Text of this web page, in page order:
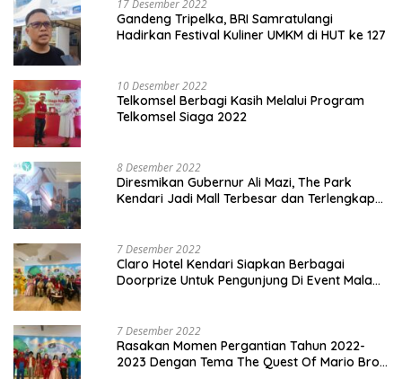
17 Desember 2022
Gandeng Tripelka, BRI Samratulangi
Hadirkan Festival Kuliner UMKM di HUT ke 127
10 Desember 2022
Telkomsel Berbagi Kasih Melalui Program
Telkomsel Siaga 2022
8 Desember 2022
Diresmikan Gubernur Ali Mazi, The Park
Kendari Jadi Mall Terbesar dan Terlengkap
7 Desember 2022
Claro Hotel Kendari Siapkan Berbagai
Doorprize Untuk Pengunjung Di Event Malam
7 Desember 2022
Rasakan Momen Pergantian Tahun 2022-
2023 Dengan Tema The Quest Of Mario Bros